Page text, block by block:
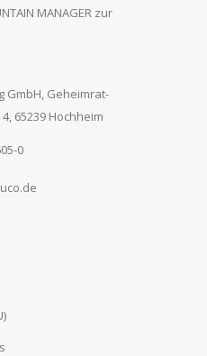
MANAGER zur
GmbH, Geheimrat-
65239 Hochheim
0